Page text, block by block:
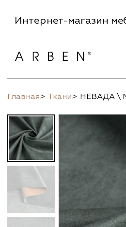
Интернет-магазин
Главная> Ткани> НЕВАДА \